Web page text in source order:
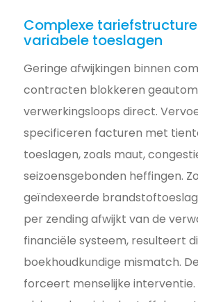
Complexe
variabele toeslagen
Geringe afwijkingen binnen
contracten blokkeren
verwerkingsloops direct.
specificeren facturen met
toeslagen, zoals maut,
seizoensgebonden heffingen.
geïndexeerde
per zending afwijkt van de
financiële systeem, resulteert
boekhoudkundige mismatch.
forceert menselijke